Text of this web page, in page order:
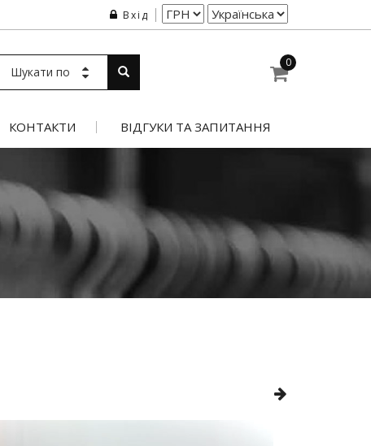
Вхід
Шукати по
0
КОНТАКТИ ВІДГУКИ ТА ЗАПИТАННЯ